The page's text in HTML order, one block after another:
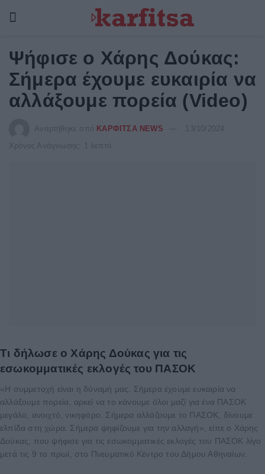
Ψήφισε ο Χάρης Δούκας:
Σήμερα έχουμε ευκαιρία να
αλλάξουμε πορεία (Video)
Αναρτήθηκε από ΚΑΡΦΙΤΣΑ NEWS
13/10/2024
Χρόνος Ανάγνωσης: 1 λεπτό
Τι δήλωσε ο Χάρης Δούκας για τις
εσωκομματικές εκλογές του ΠΑΣΟΚ
«Η συμμετοχή είναι η δύναμή μας. Σήμερα έχουμε ευκαιρία να
αλλάξουμε πορεία, αρκεί να το κάνουμε όλοι μαζί για ένα ΠΑΣΟΚ
μεγάλο, ανοιχτό, νικηφόρο. Σήμερα αλλάζουμε το ΠΑΣΟΚ, δίνουμε
ελπίδα στη χώρα. Σήμερα ψηφίζουμε για την αλλαγή», είπε ο Χάρης
Δούκας, που ψήφισε για τις εσωκομματικές εκλογές του ΠΑΣΟΚ λίγο
μετά τις 9 το πρωί, στο Πνευματικό Κέντρο του Δήμου Αθηναίων.